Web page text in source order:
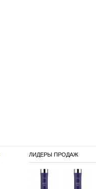
ЛИДЕРЫ ПРОДАЖ